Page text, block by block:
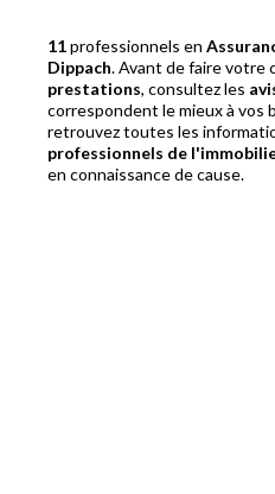
11professionnels en
Dippach. Avant de faire votre
prestations, consultez les
correspondent le mieux à vos
retrouvez toutes les
professionnels de
en connaissance de cause.